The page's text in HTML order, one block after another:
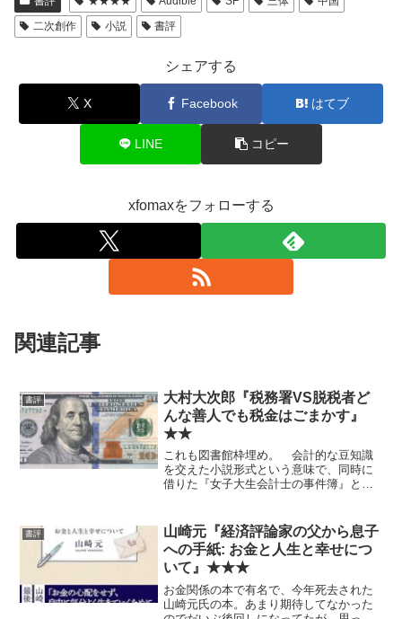
二次創作
小説 書評
シェアする
X Facebook はてブ
LINE コピー
xfomaxをフォローする
関連記事
書評
大村大次郎『税務署VS脱税者ど
んな善人でも税金はごまかす』
★★
これも図書館枠埋め。 会計的な豆知識
を交えた小説形式という意味で、同時に
借りた『女子大生会計士の事件簿』と瓜
が小説としてはいまいち。
書評
山崎元『経済評論家の父から息子
への手紙: お金と人生と幸せにつ
いて』★★★
お金関係の本で有名で、今年死去された
山崎元氏の本。あまり期待してなかった